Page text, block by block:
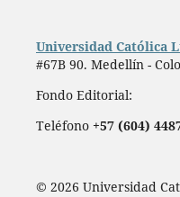
Universidad Católica
#67B 90. Medellín -
Fondo Editorial:
Teléfono +57 (604)
© 2026 Universidad